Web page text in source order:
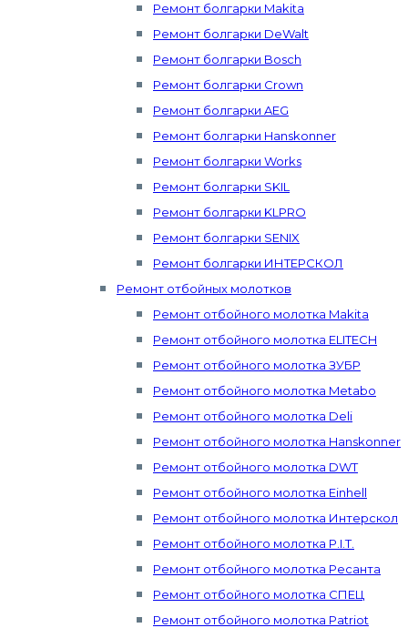
Ремонт болгарки Makita
Ремонт болгарки DeWalt
Ремонт болгарки Bosch
Ремонт болгарки Crown
Ремонт болгарки AEG
Ремонт болгарки Hanskonner
Ремонт болгарки Works
Ремонт болгарки SKIL
Ремонт болгарки KLPRO
Ремонт болгарки SENIX
Ремонт болгарки ИНТЕРСКОЛ
Ремонт отбойных молотков
Ремонт отбойного молотка Makita
Ремонт отбойного молотка ELITECH
Ремонт отбойного молотка ЗУБР
Ремонт отбойного молотка Metabo
Ремонт отбойного молотка Deli
Ремонт отбойного молотка Hanskonner
Ремонт отбойного молотка DWT
Ремонт отбойного молотка Einhell
Ремонт отбойного молотка Интерскол
Ремонт отбойного молотка P.I.T.
Ремонт отбойного молотка Ресанта
Ремонт отбойного молотка СПЕЦ
Ремонт отбойного молотка Patriot